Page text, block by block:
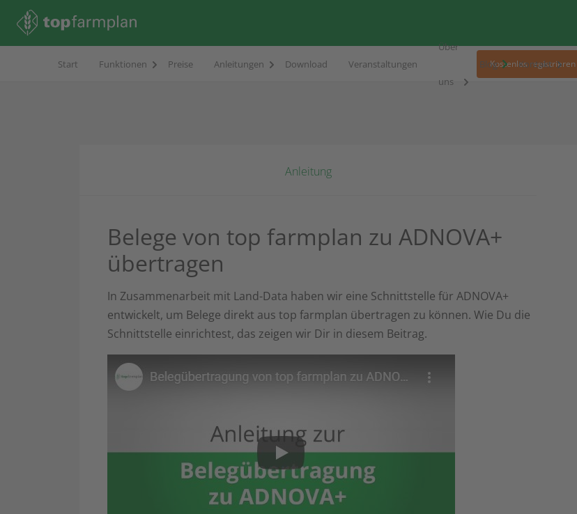
Start Funktionen Preise Anleitungen Download Veranstaltungen
Über
uns
Blog Kontakt
Kostenlos registrieren
Anleitung
Belege von top farmplan zu ADNOVA+
übertragen
In Zusammenarbeit mit Land-Data haben wir eine Schnittstelle für ADNOVA+
entwickelt, um Belege direkt aus top farmplan übertragen zu können. Wie Du die
Schnittstelle einrichtest, das zeigen wir Dir in diesem Beitrag.